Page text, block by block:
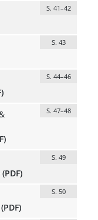
S. 41–42
S. 43
S. 44–46
S. 47–48
S. 49
S. 50